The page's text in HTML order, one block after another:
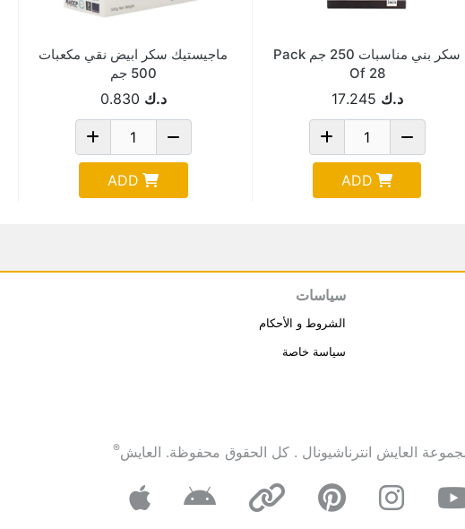
سكر بني مناسبات 250 جم Pack
Of 28
د.ك 17.245
ADD
ماجيستيك سكر ابيض نقي مكعبات
500 جم
د.ك 0.830
ADD
سياسات
الشروط و الأحكام
سياسة خاصة
العايش®